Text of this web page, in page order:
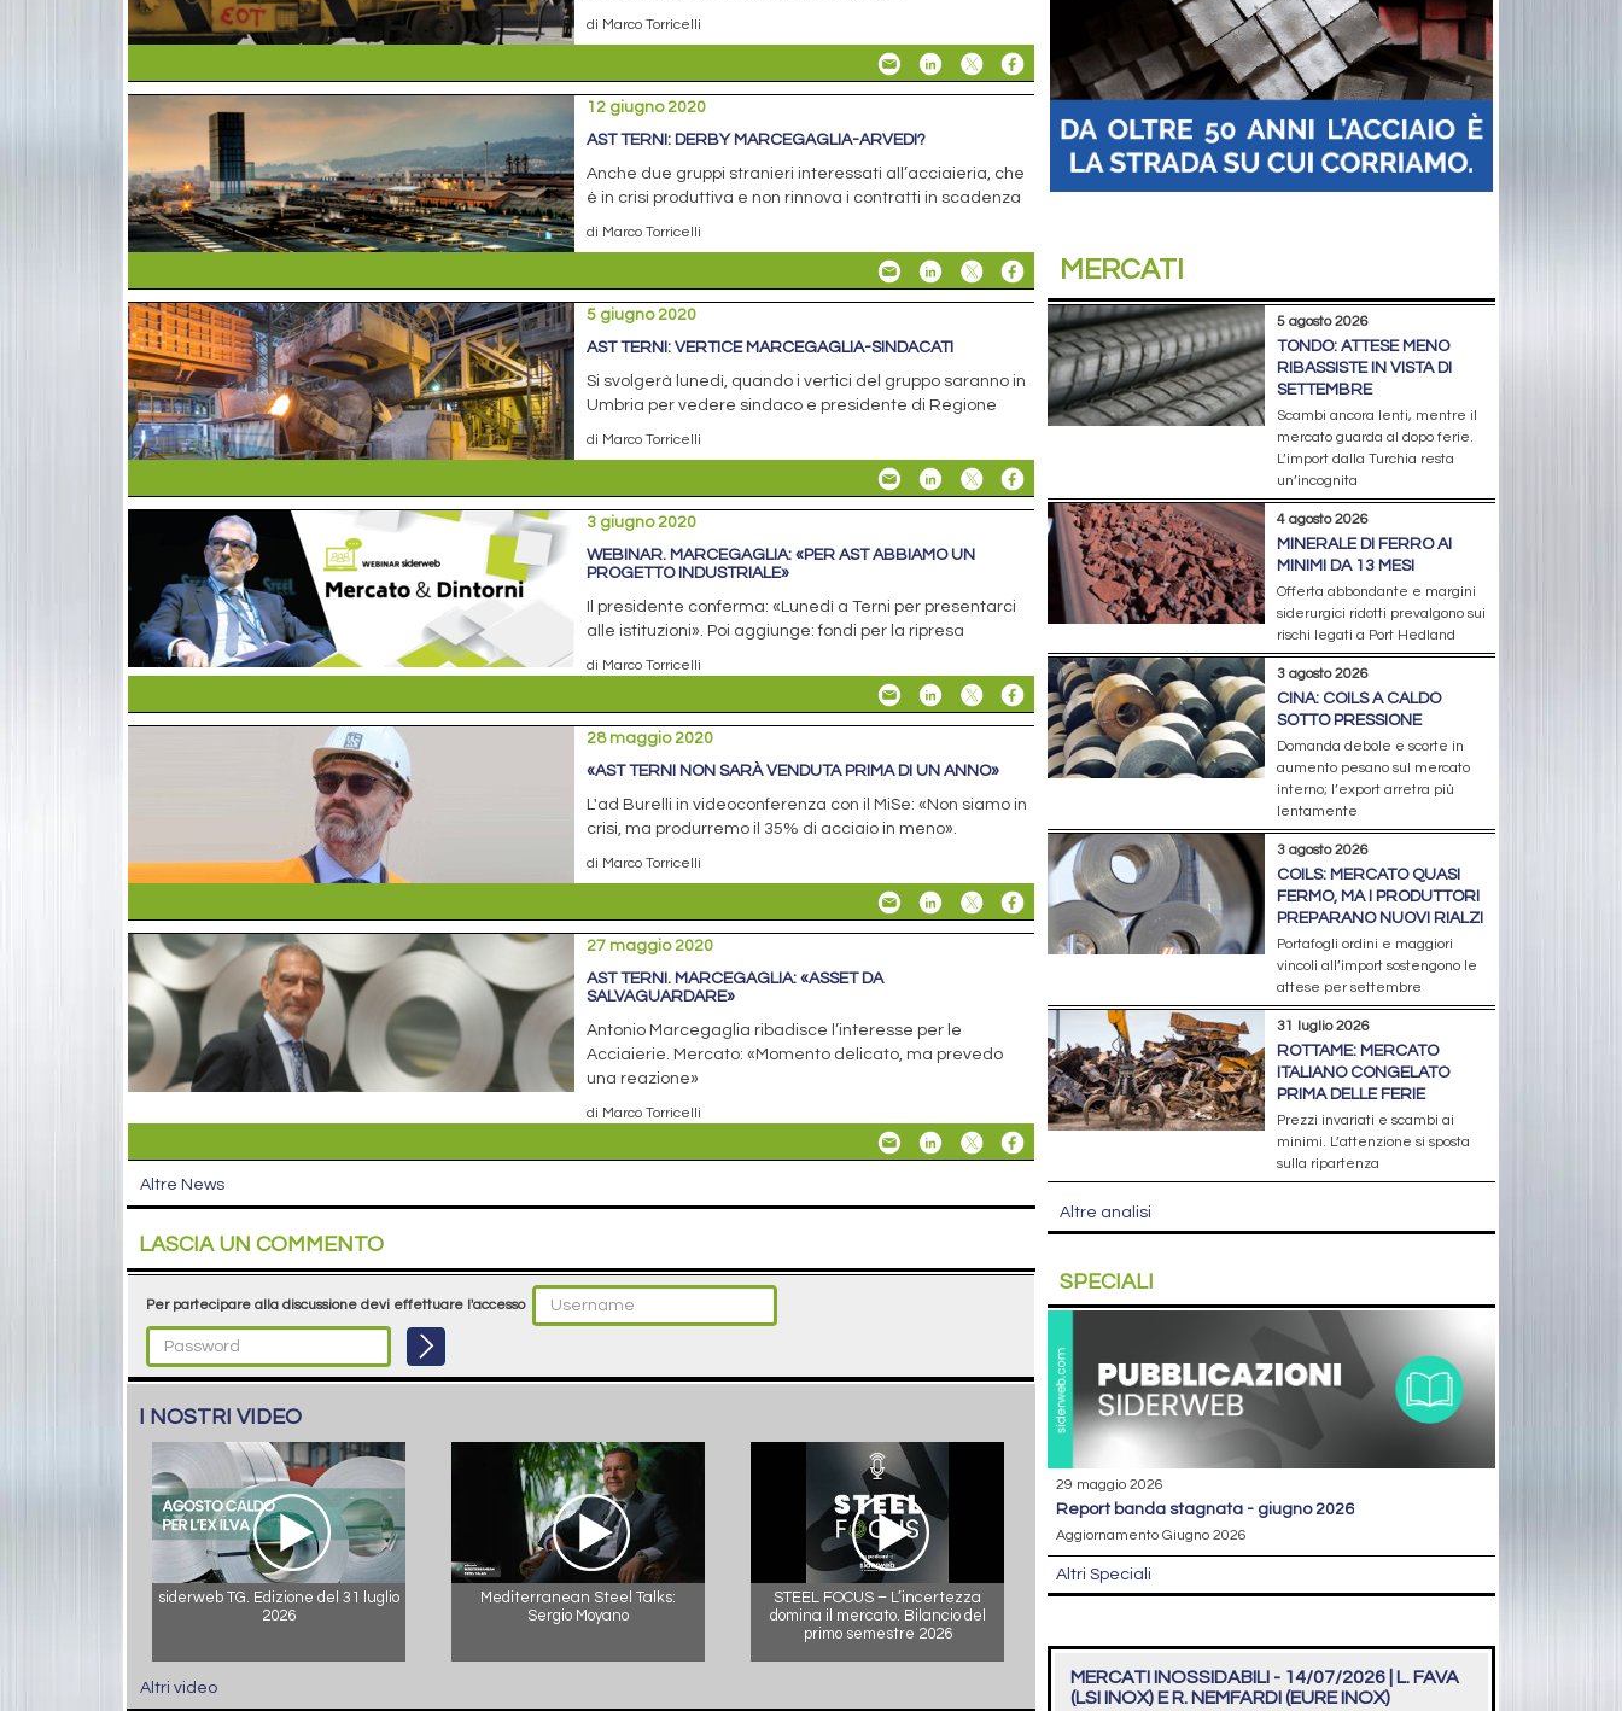
di Marco Torricelli
12 giugno 2020
AST TERNI: DERBY MARCEGAGLIA-ARVEDI?
Anche due gruppi stranieri interessati all’acciaieria, che
è in crisi produttiva e non rinnova i contratti in scadenza
di Marco Torricelli
5 giugno 2020
AST TERNI: VERTICE MARCEGAGLIA-SINDACATI
Si svolgerà lunedì, quando i vertici del gruppo saranno in
Umbria per vedere sindaco e presidente di Regione
di Marco Torricelli
3 giugno 2020
WEBINAR. MARCEGAGLIA: «PER AST ABBIAMO UN
PROGETTO INDUSTRIALE»
Il presidente conferma: «Lunedì a Terni per presentarci
alle istituzioni». Poi aggiunge: fondi per la ripresa
di Marco Torricelli
28 maggio 2020
«AST TERNI NON SARÀ VENDUTA PRIMA DI UN ANNO»
L'ad Burelli in videoconferenza con il MiSe: «Non siamo in
crisi, ma produrremo il 35% di acciaio in meno».
di Marco Torricelli
27 maggio 2020
AST TERNI. MARCEGAGLIA: «ASSET DA
SALVAGUARDARE»
Antonio Marcegaglia ribadisce l’interesse per le
Acciaierie. Mercato: «Momento delicato, ma prevedo
una reazione»
di Marco Torricelli
Altre News
LASCIA UN COMMENTO
Per partecipare alla discussione devi effettuare l'accesso
I NOSTRI VIDEO
siderweb TG. Edizione del 31 luglio
2026
Mediterranean Steel Talks:
Sergio Moyano
STEEL FOCUS – L’incertezza
domina il mercato. Bilancio del
primo semestre 2026
Altri video
MERCATI
5 agosto 2026
TONDO: ATTESE MENO
RIBASSISTE IN VISTA DI
SETTEMBRE
Scambi ancora lenti, mentre il
mercato guarda al dopo ferie.
L’import dalla Turchia resta
un’incognita
4 agosto 2026
MINERALE DI FERRO AI
MINIMI DA 13 MESI
Offerta abbondante e margini
siderurgici ridotti prevalgono sui
rischi legati a Port Hedland
3 agosto 2026
CINA: COILS A CALDO
SOTTO PRESSIONE
Domanda debole e scorte in
aumento pesano sul mercato
interno; l’export arretra più
lentamente
3 agosto 2026
COILS: MERCATO QUASI
FERMO, MA I PRODUTTORI
PREPARANO NUOVI RIALZI
Portafogli ordini e maggiori
vincoli all’import sostengono le
attese per settembre
31 luglio 2026
ROTTAME: MERCATO
ITALIANO CONGELATO
PRIMA DELLE FERIE
Prezzi invariati e scambi ai
minimi. L’attenzione si sposta
sulla ripartenza
Altre analisi
SPECIALI
29 maggio 2026
report banda stagnata - giugno 2026
Aggiornamento Giugno 2026
Altri Speciali
MERCATI INOSSIDABILI - 14/07/2026 | L. FAVA
(LSI INOX) E R. NEMFARDI (EURE INOX)